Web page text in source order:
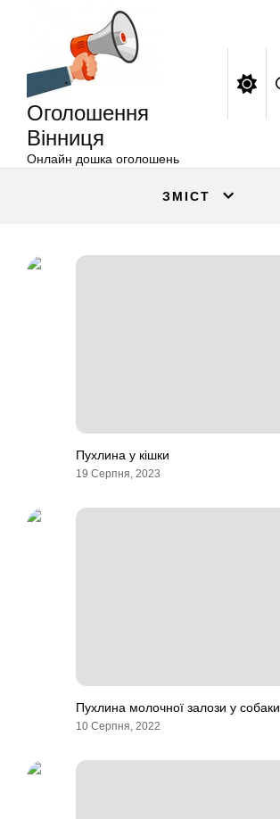
Оголошення
Вінниця
Онлайн дошка оголошень
ЗМІСТ
Пухлина у кішки
19 Серпня, 2023
Пухлина молочної залози у собаки
10 Серпня, 2022